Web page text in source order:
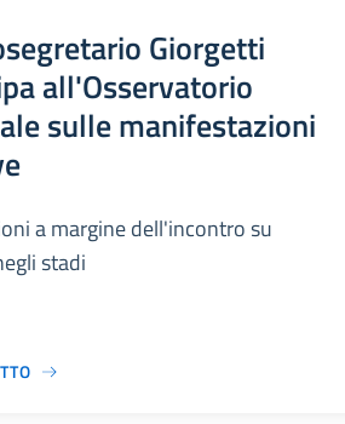
Giorgetti
all'Osservatorio
sulle manifestazioni
a margine dell'incontro su
stadi